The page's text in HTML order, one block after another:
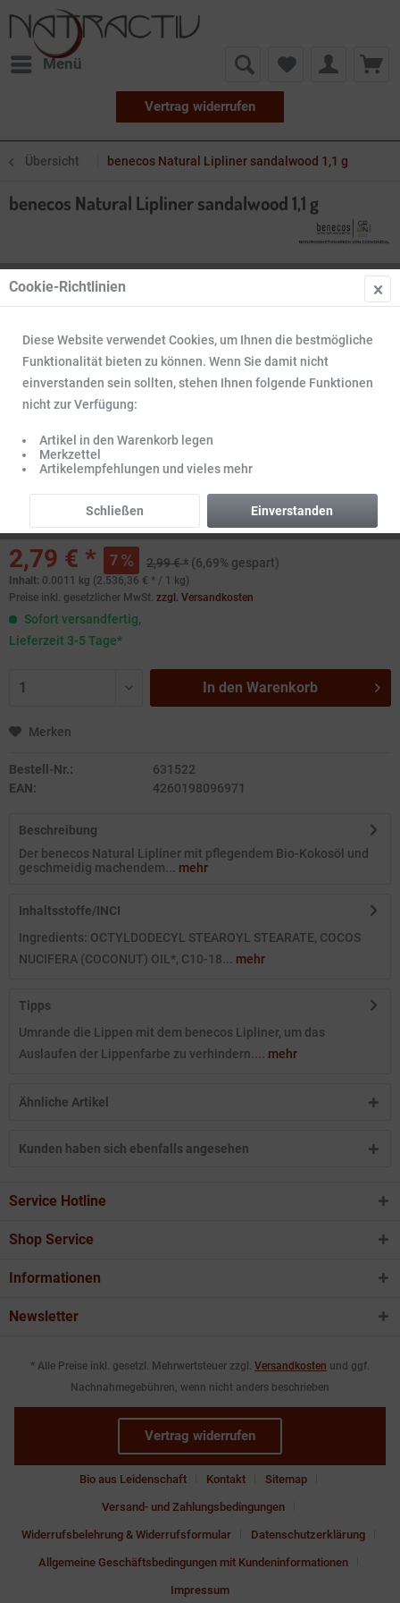
Menü
Vertrag widerrufen
Übersicht benecos Natural Lipliner sandalwood 1,1 g
benecos Natural Lipliner sandalwood 1,1 g
2,79 € * 7 2,99 € * (6,69% gespart)
Inhalt: 0.0011 kg (2.536,36 € * / 1 kg)
Preise inkl. gesetzlicher MwSt. zzgl. Versandkosten
Sofort versandfertig,
Lieferzeit 3-5 Tage*
In den Warenkorb
Merken
Bestell-Nr.:
631522
EAN:
4260198096971
Beschreibung
Der benecos Natural Lipliner mit pflegendem Bio-Kokosöl und
geschmeidig machendem... mehr
Inhaltsstoffe/INCI
Ingredients: OCTYLDODECYL STEAROYL STEARATE, COCOS
NUCIFERA (COCONUT) OIL*, C10-18... mehr
Tipps
Umrande die Lippen mit dem benecos Lipliner, um das
Auslaufen der Lippenfarbe zu verhindern.... mehr
Ähnliche Artikel
Kunden haben sich ebenfalls angesehen
Service Hotline
Shop Service
Informationen
Newsletter
* Alle Preise inkl. gesetzl. Mehrwertsteuer zzgl. Versandkosten und ggf.
Nachnahmegebühren, wenn nicht anders beschrieben
Vertrag widerrufen
Bio aus Leidenschaft Kontakt Sitemap
Versand- und Zahlungsbedingungen
Widerrufsbelehrung & Widerrufsformular Datenschutzerklärung
Allgemeine Geschäftsbedingungen mit Kundeninformationen
Impressum
Cookie-Richtlinien
Diese Website verwendet Cookies, um Ihnen die bestmögliche
Funktionalität bieten zu können. Wenn Sie damit nicht
einverstanden sein sollten, stehen Ihnen folgende Funktionen
nicht zur Verfügung:
Artikel in den Warenkorb legen
Merkzettel
Artikelempfehlungen und vieles mehr
Einverstanden
Schließen